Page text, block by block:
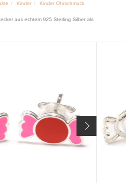
Kinder
Kinder Ohrschmuck
aus echtem 925 Sterling Silber als